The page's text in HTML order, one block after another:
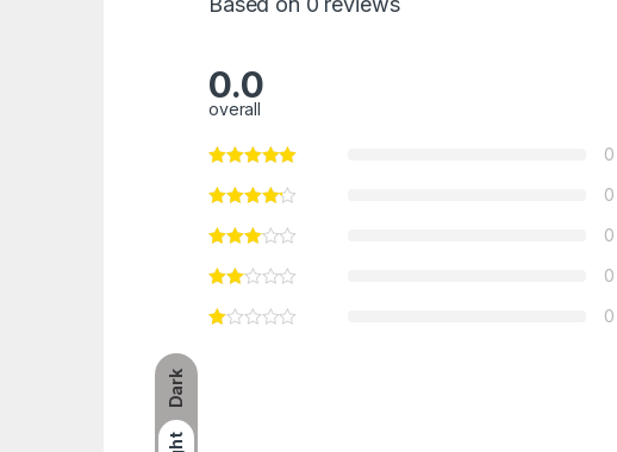
Dark
0.0
overall
0
0
0
0
0